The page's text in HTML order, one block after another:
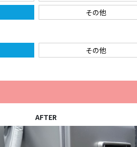
その他
その他